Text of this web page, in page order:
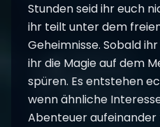
Stunden seid ihr euch
ihr teilt unter dem
Geheimnisse. Sobald
ihr die Magie auf dem
spüren. Es entstehen
wenn ähnliche
Abenteuer